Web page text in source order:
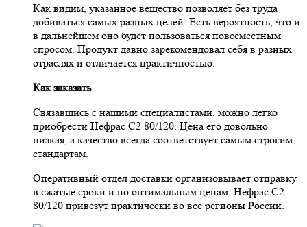
Как видим, указанное вещество позволяет без труда
добиваться самых разных целей. Есть вероятность, что и
в дальнейшем оно будет пользоваться повсеместным
спросом. Продукт давно зарекомендовал себя в разных
отраслях и отличается практичностью.
Как заказать
Связавшись с нашими специалистами, можно легко
приобрести Нефрас С2 80/120. Цена его довольно
низкая, а качество всегда соответствует самым строгим
стандартам.
Оперативный отдел доставки организовывает отправку
в сжатые сроки и по оптимальным ценам. Нефрас С2
80/120 привезут практически во все регионы России.